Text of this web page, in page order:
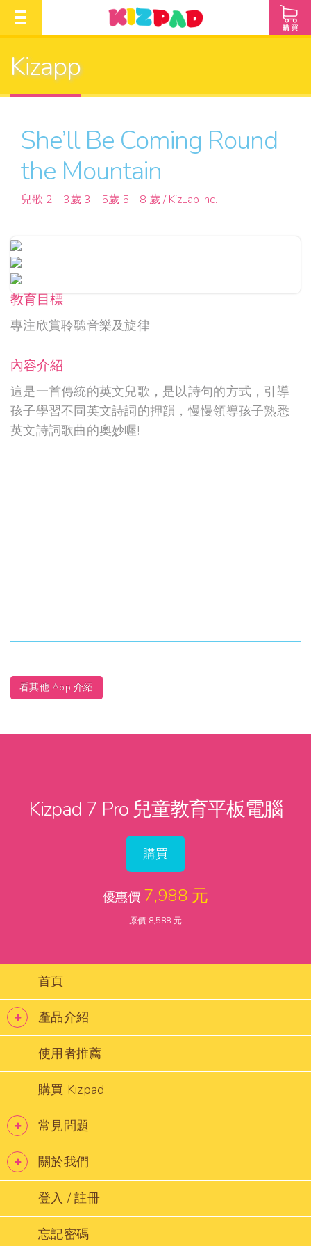
Kizapp
She’ll Be Coming Round
the Mountain
兒歌 2 - 3歲 3 - 5歲 5 - 8 歲 / KizLab Inc.
教育目標
專注欣賞聆聽音樂及旋律
內容介紹
這是一首傳統的英文兒歌，是以詩句的方式，引導
孩子學習不同英文詩詞的押韻，慢慢領導孩子熟悉
英文詩詞歌曲的奧妙喔!
看其他 App 介紹
Kizpad 7 Pro 兒童教育平板電腦
購買
優惠價 7,988 元
原價 8,588 元
首頁
產品介紹
使用者推薦
購買 Kizpad
常見問題
關於我們
登入 / 註冊
忘記密碼